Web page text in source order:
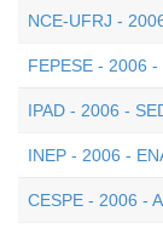
NCE-UFRJ -
FEPESE - 2006
IPAD - 2006 -
INEP - 2006 -
CESPE - 2006 -